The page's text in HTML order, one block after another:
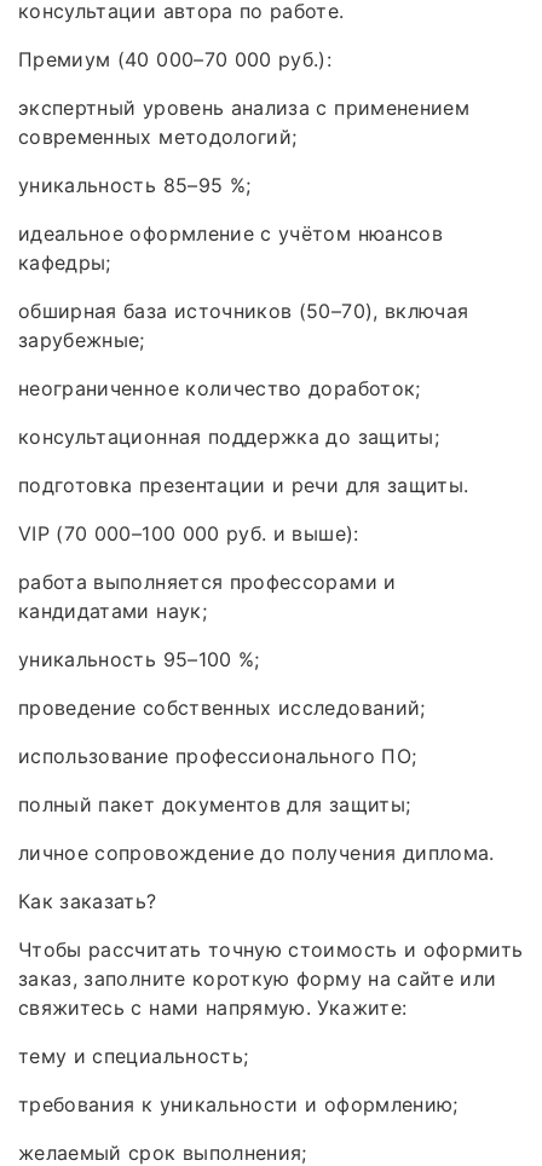
консультации автора по работе.
Премиум (40 000–70 000 руб.):
экспертный уровень анализа с применением
современных методологий;
уникальность 85–95 %;
идеальное оформление с учётом нюансов
кафедры;
обширная база источников (50–70), включая
зарубежные;
неограниченное количество доработок;
консультационная поддержка до защиты;
подготовка презентации и речи для защиты.
VIP (70 000–100 000 руб. и выше):
работа выполняется профессорами и
кандидатами наук;
уникальность 95–100 %;
проведение собственных исследований;
использование профессионального ПО;
полный пакет документов для защиты;
личное сопровождение до получения диплома.
Как заказать?
Чтобы рассчитать точную стоимость и оформить
заказ, заполните короткую форму на сайте или
свяжитесь с нами напрямую. Укажите:
тему и специальность;
требования к уникальности и оформлению;
желаемый срок выполнения;